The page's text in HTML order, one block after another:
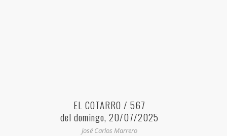
EL COTARRO / 567
del domingo, 20/07/2025
José Carlos Marrero